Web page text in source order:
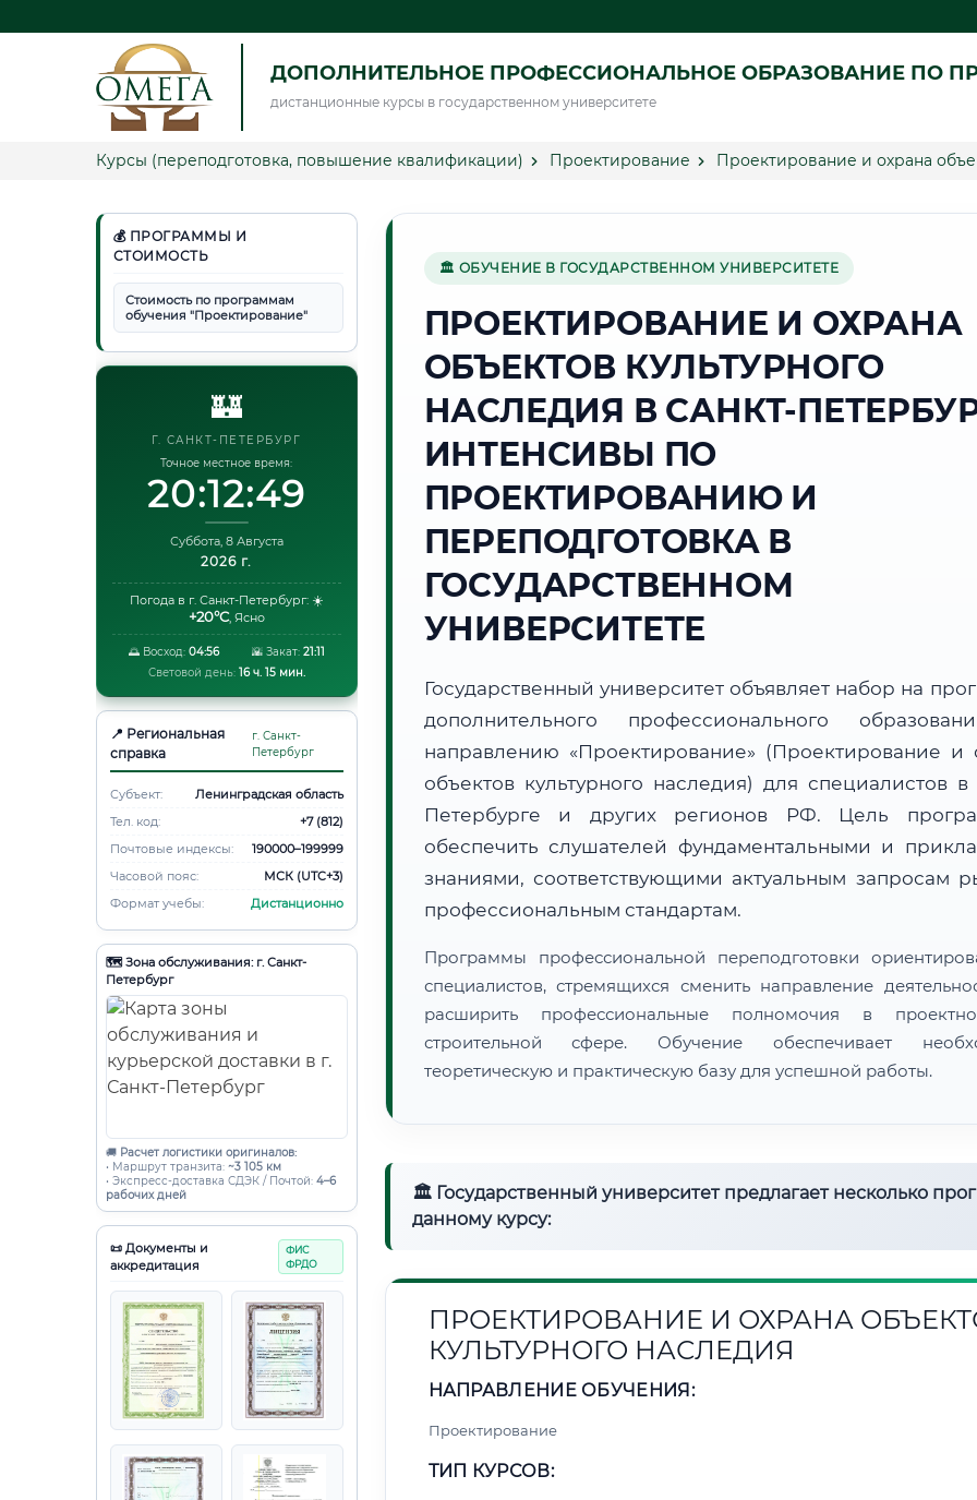
ДОПОЛНИТЕЛЬНОЕ ПРОФЕССИОНАЛЬНОЕ ОБРАЗОВАНИЕ ПО
дистанционные курсы в государственном университете
Курсы (переподготовка, повышение квалификации) Проектирование Проектирование и охрана
💰 ПРОГРАММЫ И
СТОИМОСТЬ
Стоимость по программам
обучения "Проектирование"
🏰
Г. САНКТ-ПЕТЕРБУРГ
Точное местное время:
20:12:50
Суббота, 8 Августа
2026 г.
Погода в г. Санкт-Петербург: ☀️
+20°C, Ясно
🌅 Восход: 04:56 🌇 Закат: 21:11
Световой день: 16 ч. 15 мин.
📍 Региональная
справка
г. Санкт-
Петербург
Субъект:
Ленинградская область
Тел. код:
+7 (812)
Почтовые индексы:
190000–199999
Часовой пояс:
МСК (UTC+3)
Формат учебы:
Дистанционно
🗺️ Зона обслуживания: г. Санкт-
Петербург
🚚 Расчет логистики оригиналов:
• Маршрут транзита: ~3 105 км
• Экспресс-доставка СДЭК / Почтой: 4–6
рабочих дней
📜 Документы и
аккредитация
ФИС
ФРДО
🏛 ОБУЧЕНИЕ В ГОСУДАРСТВЕННОМ УНИВЕРСИТЕТЕ
ПРОЕКТИРОВАНИЕ И ОХРАНА
ОБЪЕКТОВ КУЛЬТУРНОГО
НАСЛЕДИЯ В САНКТ-
ИНТЕНСИВЫ ПО
ПРОЕКТИРОВАНИЮ И
ПЕРЕПОДГОТОВКА В
ГОСУДАРСТВЕННОМ
УНИВЕРСИТЕТЕ
Государственный университет объявляет набор на
дополнительного профессионального
направлению «Проектирование» (Проектирование и
объектов культурного наследия) для специалистов в
Петербурге и других регионов РФ. Цель
обеспечить слушателей фундаментальными и
знаниями, соответствующими актуальным запросам
профессиональным стандартам.
Программы профессиональной переподготовки
специалистов, стремящихся сменить направление
расширить профессиональные полномочия в
строительной сфере. Обучение обеспечивает
теоретическую и практическую базу для успешной работы.
🏛 Государственный университет предлагает несколько
данному курсу:
ПРОЕКТИРОВАНИЕ И ОХРАНА
КУЛЬТУРНОГО НАСЛЕДИЯ
НАПРАВЛЕНИЕ ОБУЧЕНИЯ:
Проектирование
ТИП КУРСОВ: